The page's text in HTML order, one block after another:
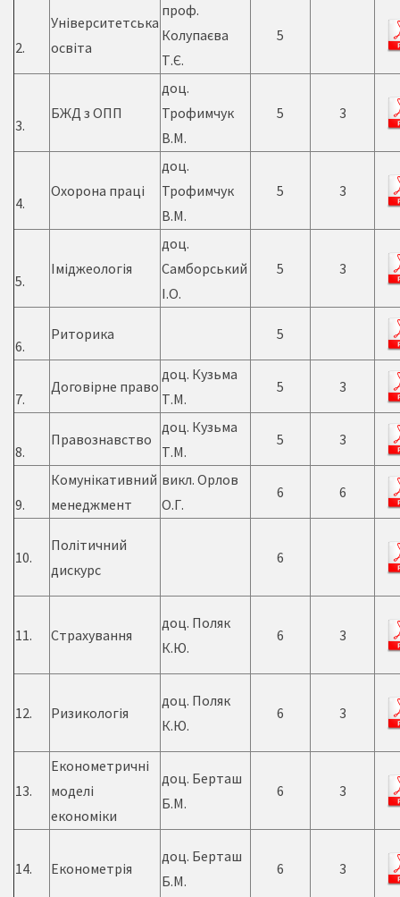
2.
Університетська
освіта
проф.
Колупаєва
Т.Є.
5
3.
БЖД з ОПП
доц.
Трофимчук
В.М.
5 3
4.
Охорона праці
доц.
Трофимчук
В.М.
5 3
5.
Іміджеологія
доц.
Самборський
І.О.
5 3
6.
Риторика 5
7.
Договірне право
доц. Кузьма
Т.М.
5 3
8.
Правознавство
доц. Кузьма
Т.М.
5 3
9.
Комунікативний
менеджмент
викл. Орлов
О.Г.
6 6
10.
Політичний
дискурс
6
11. Страхування
доц. Поляк
К.Ю.
6 3
12. Ризикологія
доц. Поляк
К.Ю.
6 3
13.
Економетричні
моделі
економіки
доц. Берташ
Б.М.
6 3
14. Економетрія
доц. Берташ
Б.М.
6 3